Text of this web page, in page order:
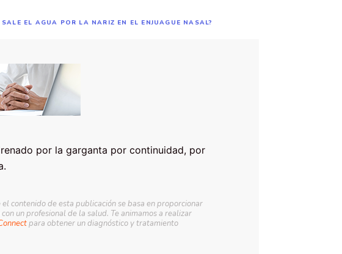
EL AGUA POR LA NARIZ EN EL ENJUAGUE NASAL?
por la garganta por continuidad, por
el contenido de esta publicación se basa en proporcionar
un profesional de la salud. Te animamos a realizar
para obtener un diagnóstico y tratamiento